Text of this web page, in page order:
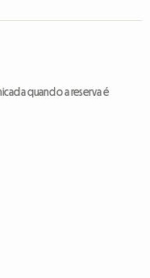
quando a reserva é